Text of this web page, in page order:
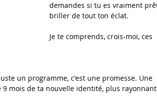
demandes si tu es vraiment
briller de tout ton éclat.
Je te comprends, crois-moi, ces
un programme, c'est une promesse. Une
mois de ta nouvelle identité, plus